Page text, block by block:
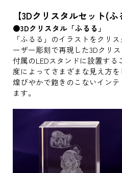
【3Dクリスタルセット(ふ
●3Dクリスタル「ふるる」
「ふるる」のイラストをクリ
ーザー彫刻で再現した3Dクリス
付属のLEDスタンドに設置する
度によってさまざまな見え方を
煌びやかで飽きのこないイン
ます。